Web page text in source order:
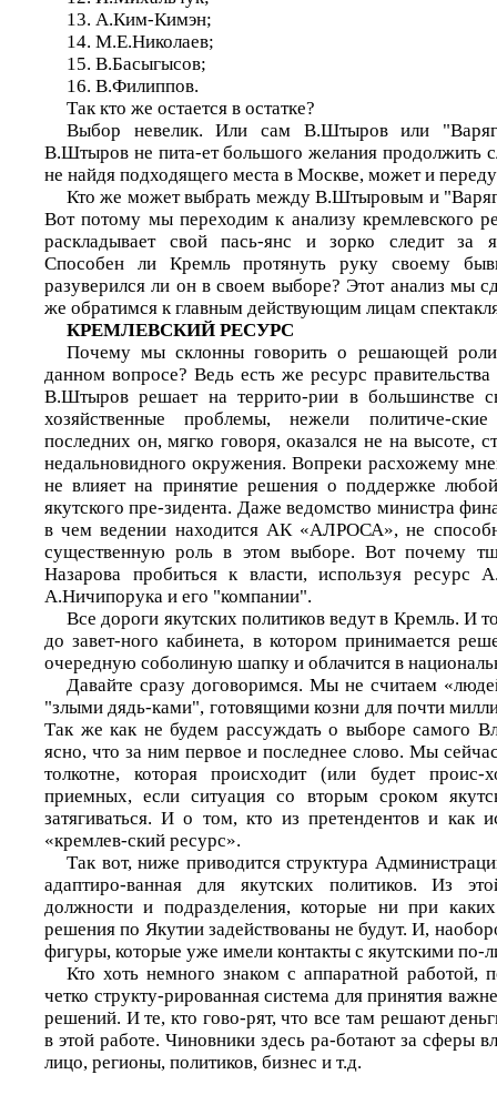
13. А.Ким-Кимэн;
14. М.Е.Николаев;
15. В.Басыгысов;
16. В.Филиппов.
Так кто же остается в остатке?
Выбор невелик. Или сам В.Штыров или
В.Штыров не пита-ет большого желания продолжить
не найдя подходящего места в Москве, может и
Кто же может выбрать между В.Штыровым и
Вот потому мы переходим к анализу кремлевского
раскладывает свой пась-янс и зорко следит за
Способен ли Кремль протянуть руку своему
разуверился ли он в своем выборе? Этот анализ мы
же обратимся к главным действующим лицам
КРЕМЛЕВСКИЙ РЕСУРС
Почему мы склонны говорить о решающей роли
данном вопросе? Ведь есть же ресурс
В.Штыров решает на террито-рии в большинстве
хозяйственные проблемы, нежели политиче-
последних он, мягко говоря, оказался не на высоте,
недальновидного окружения. Вопреки расхожему
не влияет на принятие решения о поддержке
якутского пре-зидента. Даже ведомство министра
в чем ведении находится АК «АЛРОСА», не
существенную роль в этом выборе. Вот почему
Назарова пробиться к власти, используя ресурс
А.Ничипорука и его "компании".
Все дороги якутских политиков ведут в Кремль. И
до завет-ного кабинета, в котором принимается
очередную соболиную шапку и облачится в
Давайте сразу договоримся. Мы не считаем
"злыми дядь-ками", готовящими козни для почти
Так же как не будем рассуждать о выборе самого
ясно, что за ним первое и последнее слово. Мы
толкотне, которая происходит (или будет проис-
приемных, если ситуация со вторым сроком
затягиваться. И о том, кто из претендентов и как
«кремлев-ский ресурс».
Так вот, ниже приводится структура
адаптиро-ванная для якутских политиков. Из
должности и подразделения, которые ни при
решения по Якутии задействованы не будут. И,
фигуры, которые уже имели контакты с якутскими по-
Кто хоть немного знаком с аппаратной работой,
четко структу-рированная система для принятия
решений. И те, кто гово-рят, что все там решают
в этой работе. Чиновники здесь ра-ботают за сферы
лицо, регионы, политиков, бизнес и т.д.